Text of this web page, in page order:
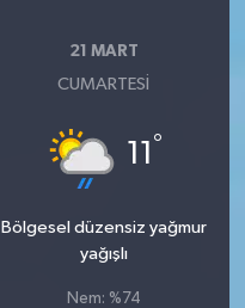
21 MART
CUMARTESI
11 °
Bölgesel düzensiz yağmur
yağışlı
Nem: %74